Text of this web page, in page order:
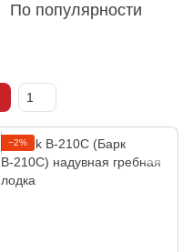
По популярности
1
−2%